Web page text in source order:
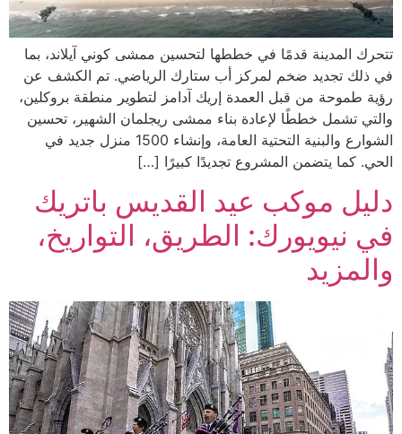
تتحرك المدينة قدمًا في خططها لتحسين ممشى كوني آيلاند، بما
في ذلك تجديد ضخم لمركز أب ستارك الرياضي. تم الكشف عن
رؤية طموحة من قبل العمدة إريك آدامز لتطوير منطقة بروكلين،
والتي تشمل خططًا لإعادة بناء ممشى ريجلمان الشهير، تحسين
الشوارع والبنية التحتية العامة، وإنشاء 1500 منزل جديد في
الحي. كما يتضمن المشروع تجديدًا كبيرًا […]
دليل موكب عيد القديس باتريك
في نيويورك: الطريق، التواريخ،
والمزيد